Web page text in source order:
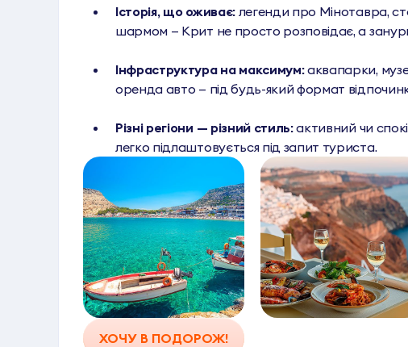
Історія, що оживає: легенди про Мінотавра,
шармом — Крит не просто розповідає, а
Інфраструктура на максимум:аквапарки,
оренда авто — під будь-який формат
Різні регіони — різний стиль:активний чи
легко підлаштовується під запит туриста.
ХОЧУ В ПОДОРОЖ!